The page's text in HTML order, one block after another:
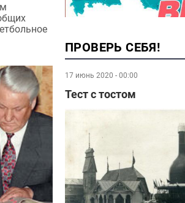
ПРОВЕРЬ СЕБЯ!
17 июнь 2020 - 00:00
Тест с тостом